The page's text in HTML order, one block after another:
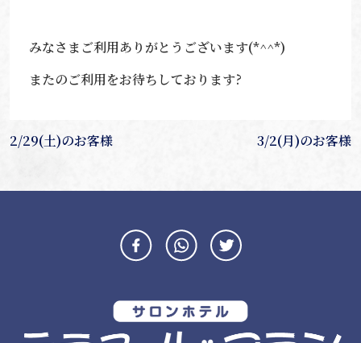
みなさまご利用ありがとうございます(*^^*)
またのご利用をお待ちしております?
投
ビ
2/29(土)のお客様 3/2(月)のお客様